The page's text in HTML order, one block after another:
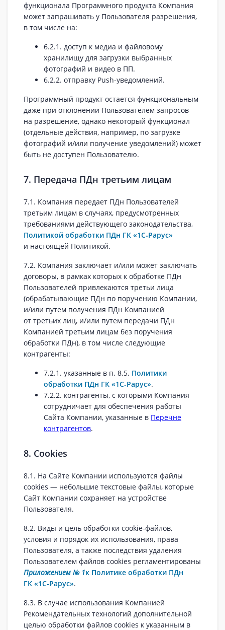
функционала Программного продукта Компания
может запрашивать у Пользователя разрешения,
в том числе на:
6.2.1. доступ к медиа и файловому
хранилищу для загрузки выбранных
фотографий и видео в ПП.
6.2.2. отправку Push‑уведомлений.
Программный продукт остается функциональным
даже при отклонении Пользователем запросов
на разрешение, однако некоторый функционал
(отдельные действия, например, по загрузке
фотографий и/или получение уведомлений) может
быть не доступен Пользователю.
7. Передача ПДн третьим лицам
7.1. Компания передает ПДн Пользователей
третьим лицам в случаях, предусмотренных
требованиями действующего законодательства,
Политикой обработки ПДн ГК «1С‑Рарус»
и настоящей Политикой.
7.2. Компания заключает и/или может заключать
договоры, в рамках которых к обработке ПДн
Пользователей привлекаются третьи лица
(обрабатывающие ПДн по поручению Компании,
и/или путем получения ПДн Компанией
от третьих лиц, и/или путем передачи ПДн
Компанией третьим лицам без поручения
обработки ПДн), в том числе следующие
контрагенты:
7.2.1. указанные в п. 8.5. Политики
обработки ПДн ГК «1С‑Рарус».
7.2.2. контрагенты, с которыми Компания
сотрудничает для обеспечения работы
Сайта Компании, указанные в Перечне
контрагентов.
8. Cookies
8.1. На Сайте Компании используются файлы
cookies — небольшие текстовые файлы, которые
Сайт Компании сохраняет на устройстве
Пользователя.
8.2. Виды и цель обработки cookie‑файлов,
условия и порядок их использования, права
Пользователя, а также последствия удаления
Пользователем файлов cookies регламентированы
Приложением № 1к Политике обработки ПДн
ГК «1С‑Рарус».
8.3. В случае использования Компанией
Рекомендательных технологий дополнительной
целью обработки файлов cookies к указанным в